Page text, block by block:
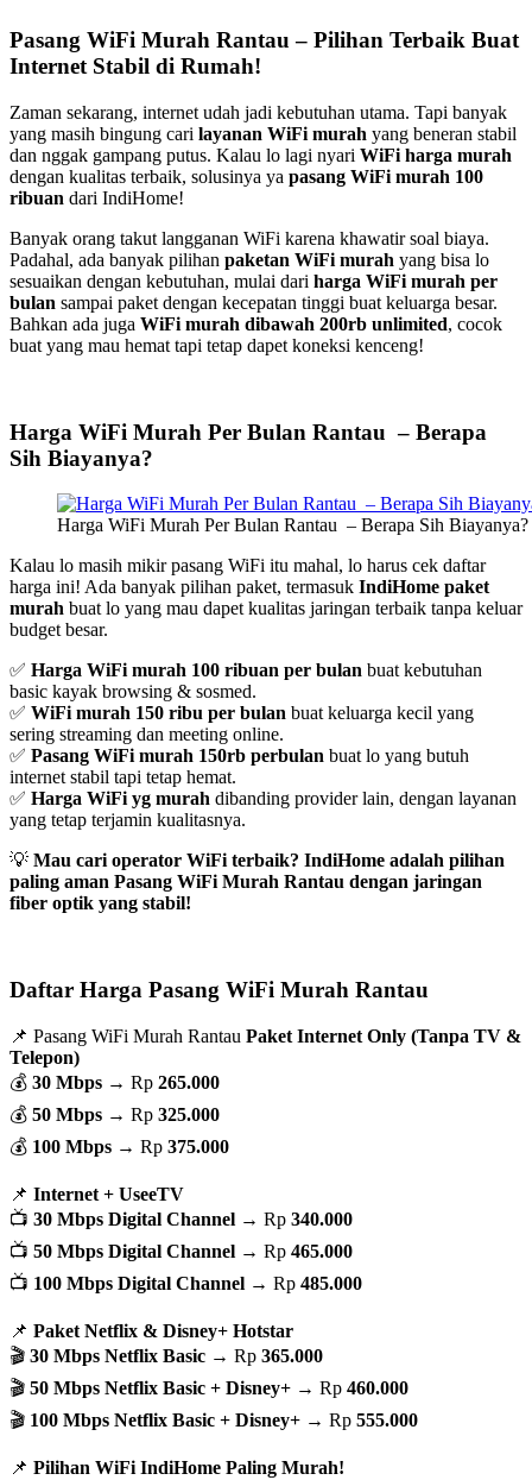
Pasang WiFi Murah Rantau – Pilihan Terbaik Buat
Internet Stabil di Rumah!
Zaman sekarang, internet udah jadi kebutuhan utama. Tapi banyak
yang masih bingung cari layanan WiFi murah yang beneran stabil
dan nggak gampang putus. Kalau lo lagi nyari WiFi harga murah
dengan kualitas terbaik, solusinya ya pasang WiFi murah 100
ribuan dari IndiHome!
Banyak orang takut langganan WiFi karena khawatir soal biaya.
Padahal, ada banyak pilihan paketan WiFi murah yang bisa lo
sesuaikan dengan kebutuhan, mulai dari harga WiFi murah per
bulan sampai paket dengan kecepatan tinggi buat keluarga besar.
Bahkan ada juga WiFi murah dibawah 200rb unlimited, cocok
buat yang mau hemat tapi tetap dapet koneksi kenceng!
Harga WiFi Murah Per Bulan Rantau – Berapa
Sih Biayanya?
Harga WiFi Murah Per Bulan Rantau – Berapa Sih
Kalau lo masih mikir pasang WiFi itu mahal, lo harus cek daftar
harga ini! Ada banyak pilihan paket, termasuk IndiHome paket
murah buat lo yang mau dapet kualitas jaringan terbaik tanpa keluar
budget besar.
✅ Harga WiFi murah 100 ribuan per bulan buat kebutuhan
basic kayak browsing & sosmed.
✅ WiFi murah 150 ribu per bulan buat keluarga kecil yang
sering streaming dan meeting online.
✅ Pasang WiFi murah 150rb perbulan buat lo yang butuh
internet stabil tapi tetap hemat.
✅ Harga WiFi yg murah dibanding provider lain, dengan layanan
yang tetap terjamin kualitasnya.
💡 Mau cari operator WiFi terbaik? IndiHome adalah pilihan
paling aman Pasang WiFi Murah Rantau dengan jaringan
fiber optik yang stabil!
Daftar Harga Pasang WiFi Murah Rantau
📌 Pasang WiFi Murah Rantau Paket Internet Only (Tanpa TV &
Telepon)
💰 30 Mbps → Rp 265.000
💰 50 Mbps → Rp 325.000
💰 100 Mbps → Rp 375.000
📌 Internet + UseeTV
📺 30 Mbps Digital Channel → Rp 340.000
📺 50 Mbps Digital Channel → Rp 465.000
📺 100 Mbps Digital Channel → Rp 485.000
📌 Paket Netflix & Disney+ Hotstar
🎬 30 Mbps Netflix Basic → Rp 365.000
🎬 50 Mbps Netflix Basic + Disney+ → Rp 460.000
🎬 100 Mbps Netflix Basic + Disney+ → Rp 555.000
📌 Pilihan WiFi IndiHome Paling Murah!